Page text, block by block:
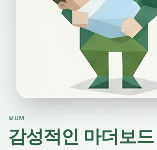
MUM
감성적인 마더보드